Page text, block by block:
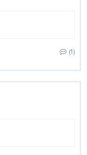
(1)